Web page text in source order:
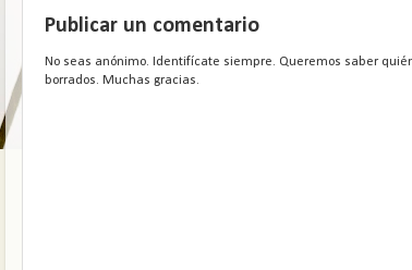
Publicar un comentario
No seas anónimo. Identifícate siempre. Queremos saber
borrados. Muchas gracias.